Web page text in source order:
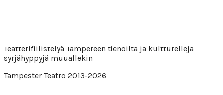
Teatterifiilistelyä Tampereen tienoilta ja kultturelleja
syrjähyppyjä muuallekin
Tampester Teatro 2013-2026